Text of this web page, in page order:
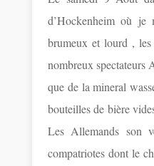
d’Hockenheim où
brumeux et lourd ,
nombreux spectateurs
que de la mineral
bouteilles de bière
Les Allemands son
compatriotes dont le